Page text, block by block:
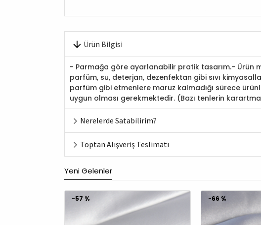
Ürün Bilgisi
- Parmağa göre ayarlanabilir pratik tasarım.- Ürün
parfüm, su, deterjan, dezenfektan gibi sıvı
parfüm gibi etmenlere maruz kalmadığı sürece
uygun olması gerekmektedir. (Bazı tenlerin
Nerelerde Satabilirim?
Toptan Alışveriş Teslimatı
Yeni Gelenler
-56 %